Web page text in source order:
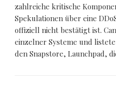
zahlreiche kritische
Spekulationen über eine
offiziell nicht bestätigt ist.
einzelner Systeme und
den Snapstore, Launchpad,